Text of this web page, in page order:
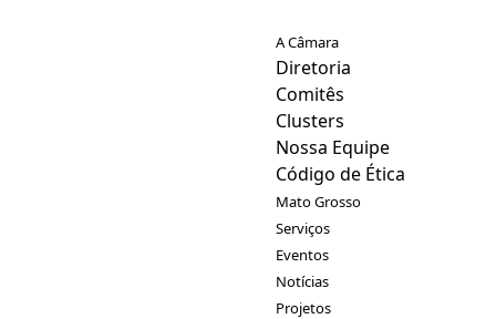
A Câmara
Diretoria
Comitês
Clusters
Nossa Equipe
Código de Ética
Mato Grosso
Serviços
Eventos
Notícias
Projetos